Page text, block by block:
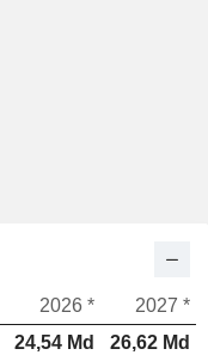
2026 *
2027 *
24,54 Md
26,62 Md